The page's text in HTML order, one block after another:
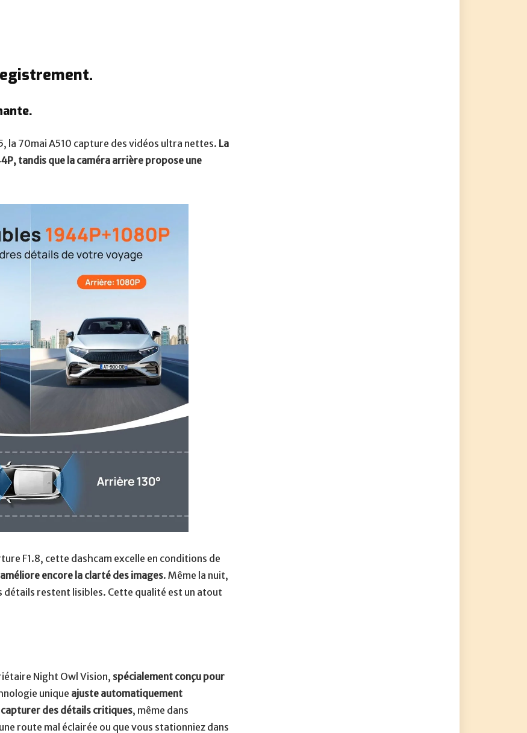
la 70mai A510 capture des vidéos ultra nettes. La
tandis que la caméra arrière propose une
F1.8, cette dashcam excelle en conditions de
encore la clarté des images. Même la nuit,
détails restent lisibles. Cette qualité est un atout
Night Owl Vision, spécialement conçu pour
unique ajuste automatiquement
capturer des détails critiques, même dans
route mal éclairée ou que vous stationniez dans